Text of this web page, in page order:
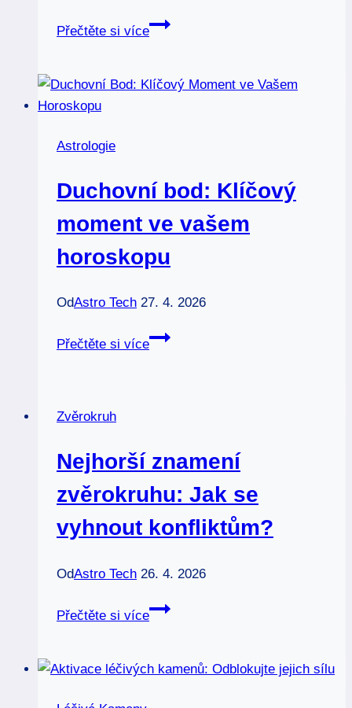
Přečtěte si více
Úplněk
Cesta
Astrologie
Duchovní bod: Klíčový
moment ve vašem
horoskopu
OdAstro Tech 27. 4. 2026
Přečtěte si více
Duchovní
horoskopu
Zvěrokruh
Nejhorší znamení
zvěrokruhu: Jak se
vyhnout konfliktům?
OdAstro Tech 26. 4. 2026
Přečtěte si více
Nejhorší
Jak